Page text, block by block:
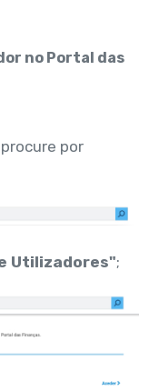
no Portal das
por
Utilizadores";